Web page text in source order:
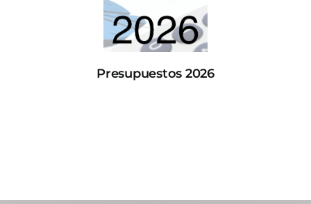
Presupuestos 2026